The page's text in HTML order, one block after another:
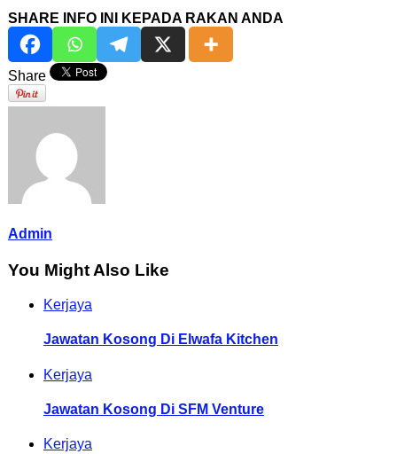
SHARE INFO INI KEPADA RAKAN ANDA
Share
Admin
You Might Also Like
Kerjaya
Jawatan Kosong Di Elwafa Kitchen
Kerjaya
Jawatan Kosong Di SFM Venture
Kerjaya